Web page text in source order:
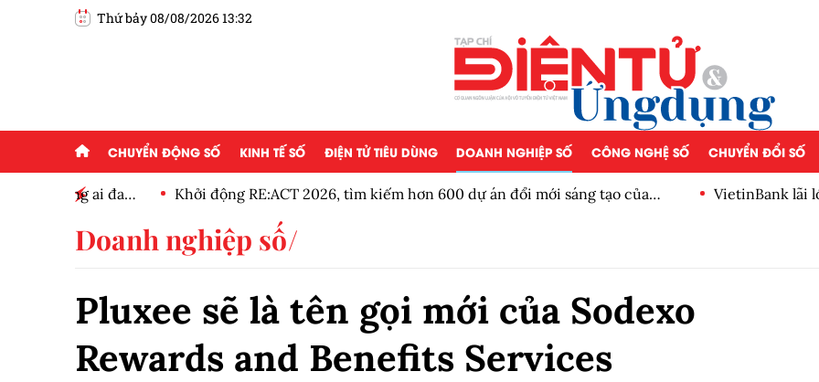
Thứ bảy 08/08/2026 13:32
CHUYỂN ĐỘNG SỐ KINH TẾ SỐ ĐIỆN TỬ TIÊU DÙNG DOANH NGHIỆP SỐ CÔNG NGHỆ SỐ CHUYỂN ĐỔI SỐ
Khởi động RE:ACT 2026, tìm kiếm hơn 600 dự án đổi mới sáng tạo của
VietinBank lãi lớn, dòng
Doanh nghiệp số
Pluxee sẽ là tên gọi mới của Sodexo
Rewards and Benefits Services